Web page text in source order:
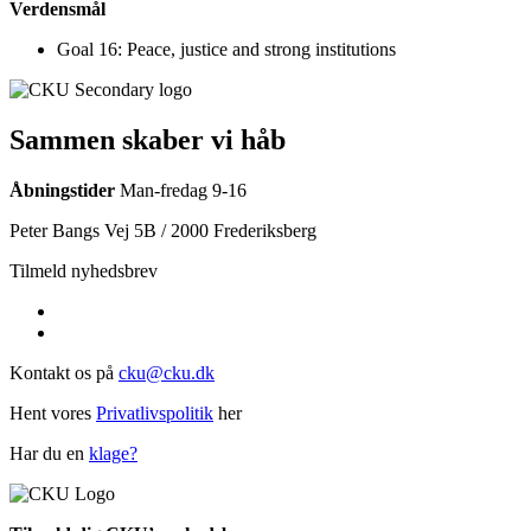
Verdensmål
Goal 16: Peace, justice and strong institutions
Sammen skaber vi håb
Åbningstider Man-fredag 9-16
Peter Bangs Vej 5B / 2000 Frederiksberg
Tilmeld nyhedsbrev
Kontakt os på cku@cku.dk
Hent vores Privatlivspolitik her
Har du en klage?